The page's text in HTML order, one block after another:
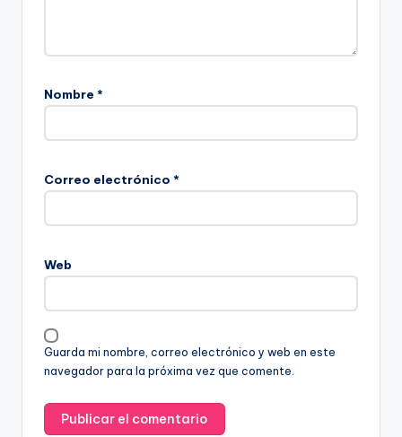
Nombre *
Correo electrónico *
Web
Guarda mi nombre, correo electrónico y web en este
navegador para la próxima vez que comente.